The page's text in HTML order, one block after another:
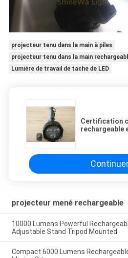
projecteur tenu dans la main à piles
projecteur tenu dans la main
Lumière de travail de tache de LED
Certification
rechargeable
projecteur mené rechargeable
10000 Lumens Powerful
Adjustable Stand Tripod Mounted
Compact 6000 Lumens